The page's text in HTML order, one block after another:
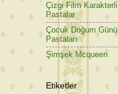
Çizgi Film Karakterli
Pastalar
Çocuk Doğum Günü
Pastaları
Şimşek Mcqueen
Etiketler